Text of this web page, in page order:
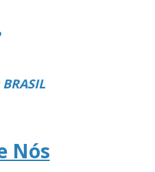
Nós